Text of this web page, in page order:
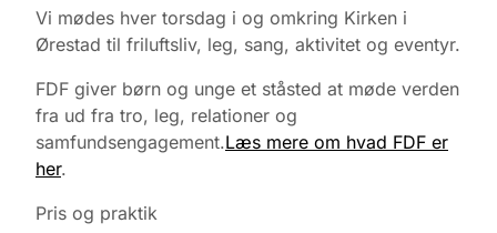
Vi mødes hver torsdag i og omkring Kirken i
Ørestad til friluftsliv, leg, sang, aktivitet og eventyr.
FDF giver børn og unge et ståsted at møde verden
fra ud fra tro, leg, relationer og
samfundsengagement.Læs mere om hvad FDF er
her.
Pris og praktik